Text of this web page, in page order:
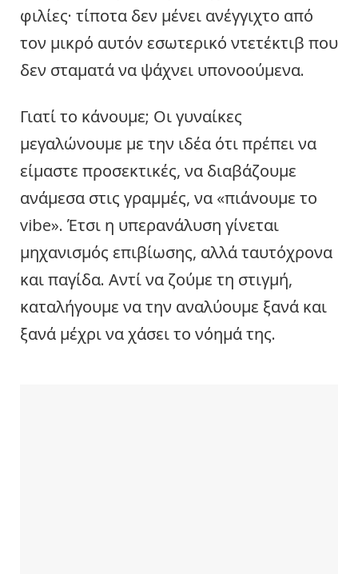
φιλίες· τίποτα δεν μένει ανέγγιχτο από
τον μικρό αυτόν εσωτερικό ντετέκτιβ που
δεν σταματά να ψάχνει υπονοούμενα.
Γιατί το κάνουμε; Οι γυναίκες
μεγαλώνουμε με την ιδέα ότι πρέπει να
είμαστε προσεκτικές, να διαβάζουμε
ανάμεσα στις γραμμές, να «πιάνουμε το
vibe». Έτσι η υπερανάλυση γίνεται
μηχανισμός επιβίωσης, αλλά ταυτόχρονα
και παγίδα. Αντί να ζούμε τη στιγμή,
καταλήγουμε να την αναλύουμε ξανά και
ξανά μέχρι να χάσει το νόημά της.